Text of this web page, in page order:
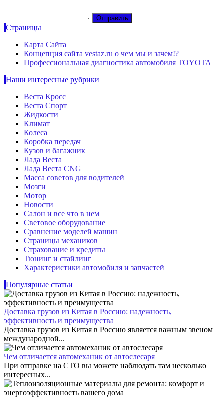
Страницы
Карта Сайта
Концепция сайта vestaz.ru о чем мы и зачем!?
Профессиональная диагностика автомобиля TOYOTA
Наши интересные рубрики
Веста Кросс
Веста Спорт
Жидкости
Климат
Колеса
Коробка передач
Кузов и багажник
Лада Веста
Лада Веста CNG
Масса советов для водителей
Мозги
Мотор
Новости
Салон и все что в нем
Световое оборудование
Сравнение моделей машин
Страницы механиков
Страхование и кредиты
Тюнинг и стайлинг
Характеристики автомобиля и запчастей
Популярные статьи
Доставка грузов из Китая в Россию: надежность,
эффективность и преимущества
Доставка грузов из Китая в Россию является важным звеном
международной...
Чем отличается автомеханик от автослесаря
При отправке на СТО вы можете наблюдать там несколько
интересных...